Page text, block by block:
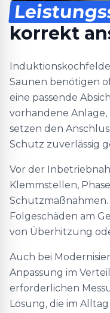
korrekt
Saunen benötigen
eine passende
vorhandene
setzen den
Schutz zuverlässig
Vor der
Klemmstellen,
Schutzmaßnahmen.
Folgeschäden am
von Überhitzung
Auch bei
Anpassung im
erforderlichen
Lösung, die im